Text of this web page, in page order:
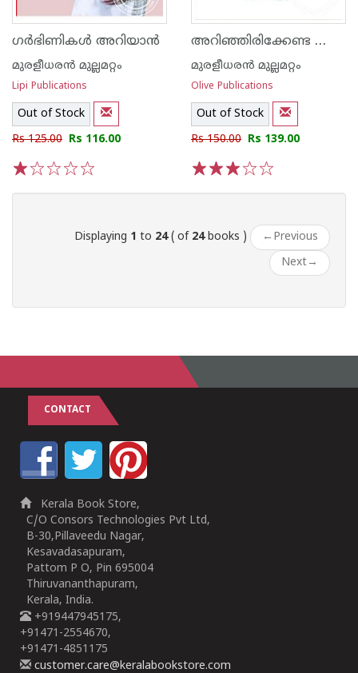
ഗര്‍ഭിണികള്‍ അറിയാന്‍
മുരളീധരന്‍ മുല്ലമറ്റം
Lipi Publications
Out of Stock
Rs 125.00 Rs 116.00
അറിഞ്ഞിരിക്കേണ്ട ലൈംഗികരഹസ്യങ്ങള്‍
മുരളീധരന്‍ മുല്ലമറ്റം
Olive Publications
Out of Stock
Rs 150.00 Rs 139.00
Displaying 1 to 24( of 24books ) ← Previous
Next→
CONTACT
Kerala Book Store,
C/O Consors Technologies Pvt Ltd,
B-30,Pillaveedu Nagar,
Kesavadasapuram,
Pattom P O, Pin 695004
Thiruvananthapuram,
Kerala, India.
+919447945175,
+91471-2554670,
+91471-4851175
customer.care@keralabookstore.com